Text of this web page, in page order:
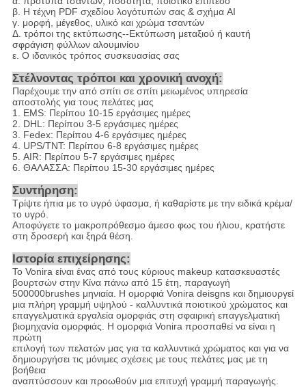
β. Η τέχνη PDF σχεδίου λογότυπών σας & σχήμα AI
γ. μορφή, μέγεθος, υλικό και χρώμα τσαντών
Δ. τρόποι της εκτύπωσης--Εκτύπωση μεταξιού ή καυτή
σφράγιση φύλλων αλουμινίου
ε. Ο ιδανικός τρόπος συσκευασίας σας
Στέλνοντας τρόποι και χρονική ανοχή:
Παρέχουμε την από σπίτι σε σπίτι μειωμένος υπηρεσία
αποστολής για τους πελάτες μας
1. EMS: Περίπου 10-15 εργάσιμες ημέρες
2. DHL: Περίπου 3-5 εργάσιμες ημέρες
3. Fedex: Περίπου 4-6 εργάσιμες ημέρες
4. UPS/TNT: Περίπου 6-8 εργάσιμες ημέρες
5. AIR: Περίπου 5-7 εργάσιμες ημέρες
6. ΘΑΛΑΣΣΑ: Περίπου 15-30 εργάσιμες ημέρες
Συντήρηση:
Τρίψτε ήπια με το υγρό ύφασμα, ή καθαρίστε με την ειδικά κρέμα/
το υγρό.
Αποφύγετε το μακροπρόθεσμο άμεσο φως του ήλιου, κρατήστε
στη δροσερή και ξηρά θέση.
Ιστορία επιχείρησης:
Το Vonira είναι ένας από τους κύριους makeup κατασκευαστές
βουρτσών στην Κίνα πάνω από 15 έτη, παραγωγή
500000brushes μηνιαία. Η ομορφιά Vonira deisgns και δημιουργεί
μια πλήρη γραμμή υψηλού - καλλυντικά ποιοτικού χρώματος και
επαγγελματικά εργαλεία ομορφιάς στη σφαιρική επαγγελματική
βιομηχανία ομορφιάς. Η ομορφιά Vonira προσπαθεί να είναι η
πρώτη
επιλογή των πελατών μας για τα καλλυντικά χρώματος και για να
δημιουργήσει τις μόνιμες σχέσεις με τους πελάτες μας με τη
βοήθεια
αναπτύσσουν και προωθούν μια επιτυχή γραμμή παραγωγής.